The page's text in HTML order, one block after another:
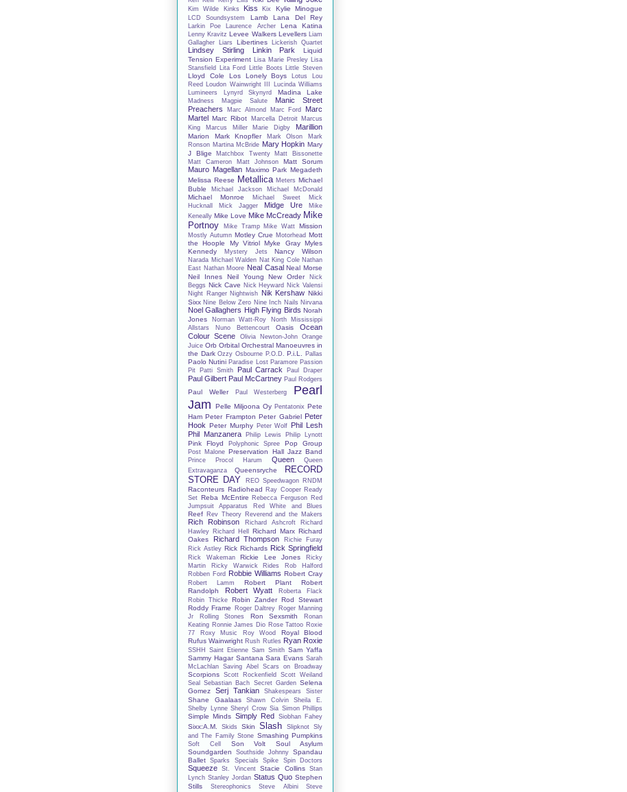
Kim Wilde Kinks Kiss Kix Kylie Minogue
LCD Soundsystem Lamb Lana Del Rey
Larkin Poe Laurence Archer Lena Katina
Lenny Kravitz Levee Walkers Levellers
Liam
Gallagher
Liars Libertines Lickerish Quartet
Lindsey Stirling Linkin Park
Liquid
Tension Experiment
Lisa Marie Presley
Lisa
Stansfield
Lita Ford Little Boots Little Steven
Lloyd Cole Los Lonely Boys Lotus
Lou
Reed
Loudon Wainwright III
Lucinda Williams
Lumineers
Lynyrd Skynyrd Madina Lake
Madness Magpie Salute
Manic Street
Preachers
Marc Almond Marc Ford
Marc
Martel Marc Ribot Marcella Detroit
Marcus
King
Marcus Miller Marie Digby Marillion
Marion Mark Knopfler Mark Olson
Mark
Ronson Martina McBride Mary Hopkin Mary
J Blige
Matchbox Twenty
Matt Bissonette
Matt Cameron
Matt Johnson Matt Sorum
Mauro Magellan Maximo Park Megadeth
Melissa Reese
Metallica Meters Michael
Buble
Michael Jackson Michael McDonald
Michael Monroe Michael Sweet
Mick
Hucknall
Mick Jagger Midge Ure
Mike
Keneally Mike Love Mike McCready Mike
Portnoy
Mike Tramp Mike Watt Mission
Mostly Autumn Motley Crue Motorhead Mott
the Hoople
My Vitriol Myke Gray Myles
Kennedy
Mystery Jets Nancy Wilson
Narada Michael Walden Nat King Cole Nathan
East Nathan Moore Neal Casal Neal Morse
Neil Innes
Neil Young New Order
Nick
Beggs Nick Cave Nick Heyward Nick Valensi
Night Ranger Nightwish Nik Kershaw Nikki
Sixx Nine Below Zero Nine Inch Nails Nirvana
Noel Gallaghers High Flying Birds Norah
Jones
Norman Watt-Roy
North Mississippi
Allstars
Nuno Bettencourt Oasis
Ocean
Colour Scene
Olivia Newton-John
Orange
Juice Orb Orbital Orchestral Manoeuvres in
the Dark Ozzy Osbourne P.O.D. P.i.L. Pallas
Paolo Nutini Paradise Lost Paramore Passion
Pit
Patti Smith Paul Carrack Paul Draper
Paul Gilbert Paul McCartney Paul Rodgers
Paul Weller Paul Westerberg
Pearl
Jam
Pelle Miljoona Oy Pentatonix Pete
Ham Peter Frampton Peter Gabriel Peter
Hook Peter Murphy Peter Wolf Phil Lesh
Phil Manzanera
Philip Lewis Philip Lynott
Pink Floyd Polyphonic Spree Pop Group
Post Malone Preservation Hall Jazz Band
Prince Procol Harum Queen
Queen
Extravaganza
Queensryche
RECORD
STORE DAY
REO Speedwagon RNDM
Raconteurs Radiohead Ray Cooper Ready
Set Reba McEntire Rebecca Ferguson Red
Jumpsuit Apparatus
Red White and Blues
Reef Rev Theory Reverend and the Makers
Rich Robinson Richard Ashcroft
Richard
Hawley Richard Hell Richard Marx Richard
Oakes
Richard Thompson
Richie Furay
Rick Astley Rick Richards Rick Springfield
Rick Wakeman Rickie Lee Jones
Ricky
Martin
Ricky Warwick Rides
Rob Halford
Robben Ford Robbie Williams Robert Cray
Robert Lamm Robert Plant
Robert
Randolph
Robert Wyatt
Roberta Flack
Robin Thicke Robin Zander Rod Stewart
Roddy Frame
Roger Daltrey Roger Manning
Jr
Rolling Stones Ron Sexsmith
Ronan
Keating Ronnie James Dio Rose Tattoo Roxie
77
Roxy Music Roy Wood
Royal Blood
Rufus Wainwright Rush Rutles Ryan Roxie
SSHH Saint Etienne Sam Smith Sam Yaffa
Sammy Hagar Santana Sara Evans Sarah
McLachlan Saving Abel Scars on Broadway
Scorpions Scott Rockenfield
Scott Weiland
Seal
Sebastian Bach Secret Garden Selena
Gomez
Serj Tankian Shakespears Sister
Shane Gaalaas Shawn Colvin
Sheila E.
Shelby Lynne Sheryl Crow Sia Simon Phillips
Simple Minds Simply Red Siobhan Fahey
Sixx:A.M. Skids Skin Slash Slipknot Sly
and The Family Stone Smashing Pumpkins
Soft Cell Son Volt
Soul Asylum
Soundgarden
Southside Johnny Spandau
Ballet
Sparks Specials Spike Spin Doctors
Squeeze St. Vincent Stacie Collins
Stan
Lynch Stanley Jordan Status Quo Stephen
Stills
Stereophonics Steve Albini
Steve